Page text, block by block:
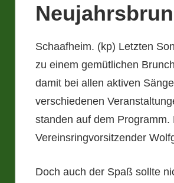
Schaafheim. (kp) Letzten
zu einem gemütlichen
damit bei allen aktiven
verschiedenen
standen auf dem
Vereinsringvorsitzender
Doch auch der Spaß sollte